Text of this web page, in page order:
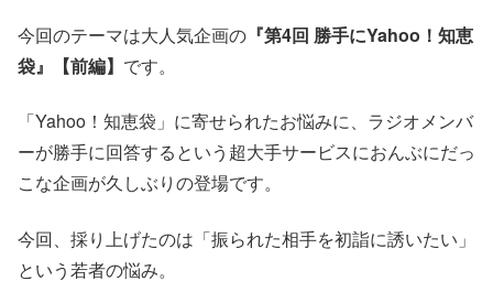
今回のテーマは大人気企画の 『第4回 勝手にYahoo！知恵
袋』【前編】 です。
「Yahoo！知恵袋」に寄せられたお悩みに、ラジオメンバ
ーが勝手に回答するという超大手サービスにおんぶにだっ
こな企画が久しぶりの登場です。
今回、採り上げたのは「振られた相手を初詣に誘いたい」
という若者の悩み。